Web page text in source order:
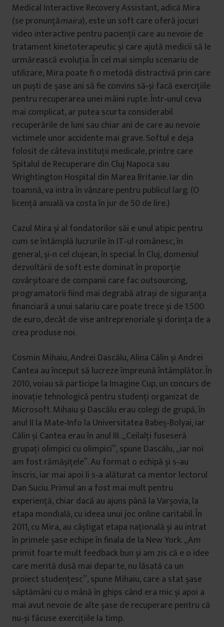
Medical Interactive Recovery Assistant, adică Mira
(se pronunțămaira), este un soft care oferă jocuri
video interactive pentru pacienții care au nevoie de
tratament kinetoterapeutic și care ajută medicii să le
urmărească evoluția. În cel mai simplu scenariu de
utilizare, Mira poate fi o metodă distractivă prin care
un puști de șase ani să fie convins să‑și facă exercițiile
pentru recuperarea unei mâini rupte. Într‑unul ceva
mai complicat, ar putea scurta considerabil
recuperările de luni sau chiar ani de care au nevoie
victimele unor accidente mai grave. Softul e deja
folosit de câteva instituții medicale, printre care
Spitalul de Recuperare din Cluj Napoca sau
Wrightington Hospital din Marea Britanie. Iar din
toamnă, va intra în vânzare pentru publicul larg. (O
licență anuală va costa în jur de 50 de lire.)
Cazul Mira și al fondatorilor săi e unul atipic pentru
cum se întâmplă lucrurile în IT‑ul românesc, în
general, și‑n cel clujean, în special. În Cluj, domeniul
dezvoltării de soft este dominat în proporție
covârșitoare de companii care fac outsourcing,
programatorii fiind mai degrabă atrași de siguranța
financiară a unui salariu care poate trece și de 1.500
de euro, decât de vise antreprenoriale și dorința de a
crea produse noi.
Cosmin Mihaiu, Andrei Dascălu, Alina Călin și Andrei
Cantea au început să lucreze împreună întâmplător. În
2010, voiau să participe la Imagine Cup, un concurs de
inovație tehnologică pentru studenți organizat de
Microsoft. Mihaiu și Dascălu erau colegi de grupă, în
anul II la Mate‑Info la Universitatea Babeș‑Bolyai, iar
Călin și Cantea erau în anul III. „Ceilalți fuseseră
grupați olimpici cu olimpici”, spune Dascălu, „iar noi
am fost rămășițele”. Au format o echipă și s‑au
înscris, iar mai apoi li s‑a alăturat ca mentor lectorul
Dan Suciu. Primul an a fost mai mult pentru
experiență, chiar dacă au ajuns până la Varșovia, la
etapa mondială, cu ideea unui joc online caritabil. În
2011, cu Mira, au câștigat etapa națională și au intrat
în primele șase echipe în finala de la New York. „Am
primit foarte mult feedback bun și am zis că e o idee
care merită dusă mai departe, nu lăsată ca un
proiect studențesc”, spune Mihaiu, care a stat șase
săptămâni cu o mână în ghips când era mic și apoi a
mai avut nevoie de alte șase de recuperare pentru că
nu‑și făcuse exercițiile la timp.